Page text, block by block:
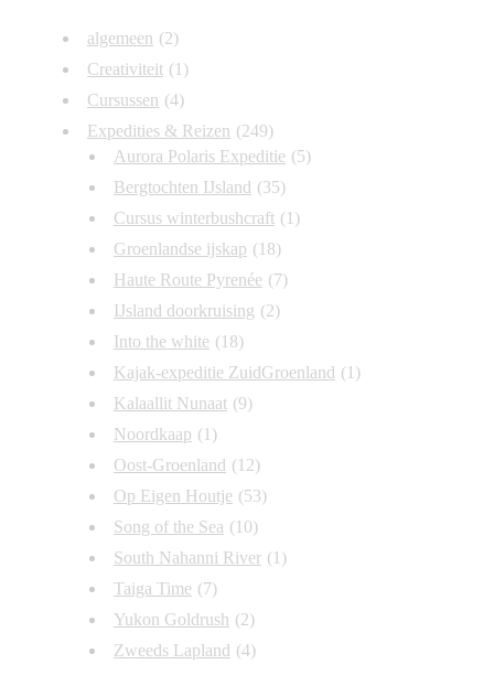
algemeen (2)
Creativiteit (1)
Cursussen (4)
Expedities & Reizen (249)
Aurora Polaris Expeditie (5)
Bergtochten IJsland (35)
Cursus winterbushcraft (1)
Groenlandse ijskap (18)
Haute Route Pyrenée (7)
IJsland doorkruising (2)
Into the white (18)
Kajak-expeditie ZuidGroenland (1)
Kalaallit Nunaat (9)
Noordkaap (1)
Oost-Groenland (12)
Op Eigen Houtje (53)
Song of the Sea (10)
South Nahanni River (1)
Taiga Time (7)
Yukon Goldrush (2)
Zweeds Lapland (4)